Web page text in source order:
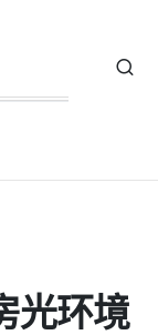
光环境